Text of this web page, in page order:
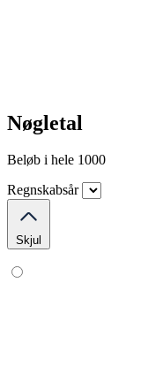
Nøgletal
Beløb i hele 1000
Regnskabsår
Skjul